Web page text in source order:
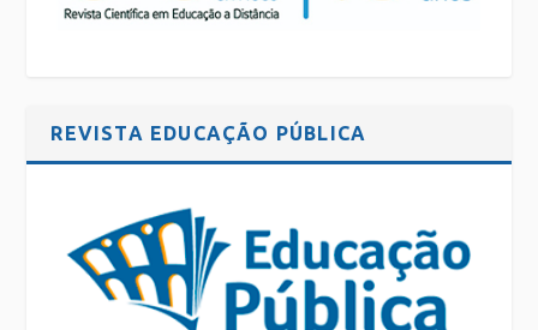
REVISTA EDUCAÇÃO PÚBLICA